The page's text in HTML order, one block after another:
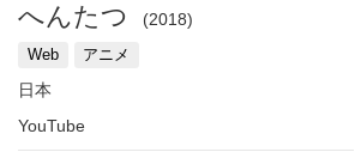
へんたつ 2018
Web アニメ
日本
YouTube